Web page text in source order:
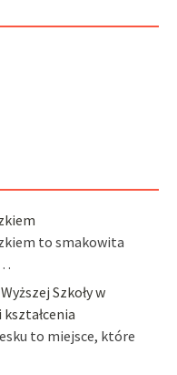
to smakowita
Szkoły w
to miejsce, które